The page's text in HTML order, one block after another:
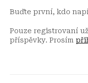
Buďte první, kdo
Pouze registrovaní
příspěvky. Prosím